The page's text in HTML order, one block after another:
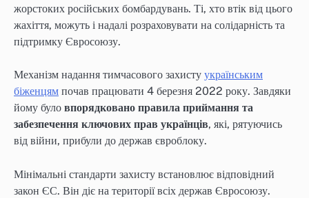
жорстоких російських бомбардувань. Ті, хто втік від цього
жахіття, можуть і надалі розраховувати на солідарність та
підтримку Євросоюзу.
Механізм надання тимчасового захисту українським
біженцям почав працювати 4 березня 2022 року. Завдяки
йому було впорядковано правила приймання та
забезпечення ключових прав українців, які, рятуючись
від війни, прибули до держав євроблоку.
Мінімальні стандарти захисту встановлює відповідний
закон ЄС. Він діє на території всіх держав Євросоюзу.